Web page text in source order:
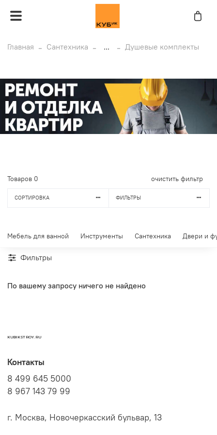
Главная Сантехника ... Душевые комплекты
Товаров 0 очистить фильтр
СОРТИРОВКА ФИЛЬТРЫ
Мебель для ванной Инструменты Сантехника Двери и
Фильтры
По вашему запросу ничего не найдено
KUBIKSTROY.RU
Контакты
8 499 645 5000
8 967 143 79 99
г. Москва, Новочеркасский бульвар, 13